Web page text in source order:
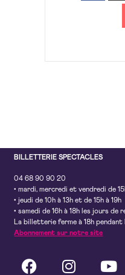
BILLETTERIE SPECTACLES
04 68 90 90 20
• mardi, mercredi et vendredi de
• jeudi de 10h à 13h et de 15h à 19h
• samedi de 16h à 18h les jours
La billetterie ferme à 18h pendant
Abonnement sur notre site